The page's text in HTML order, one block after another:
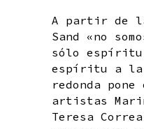
A partir de
Sand «no
sólo espíritu,
espíritu a la
redonda
artistas
Teresa